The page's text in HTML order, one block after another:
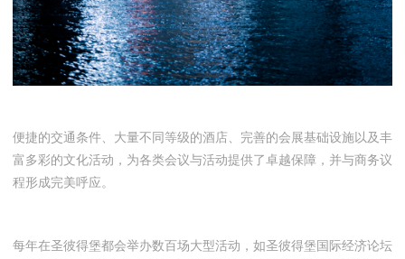
便捷的交通条件、大量不同等级的酒店、完善的会展基础设施以及丰
富多彩的文化活动，为各类会议与活动提供了卓越保障，并与商务议
程形成完美呼应。
每年在圣彼得堡都会举办数百场大型活动，如圣彼得堡国际经济论坛